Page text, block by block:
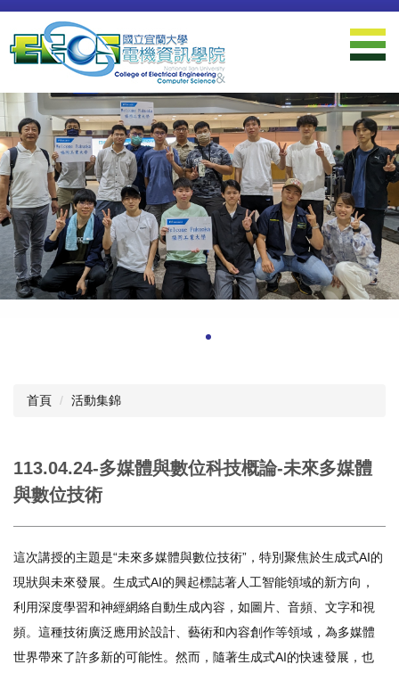
跳
到
主
要
容
區
首頁 活動集錦
113.04.24-多媒體與數位科技概論-未來多媒體
與數位技術
這次講授的主題是“未來多媒體與數位技術”，特別聚焦於生成式AI的
現狀與未來發展。生成式AI的興起標誌著人工智能領域的新方向，
利用深度學習和神經網絡自動生成內容，如圖片、音頻、文字和視
頻。這種技術廣泛應用於設計、藝術和內容創作等領域，為多媒體
世界帶來了許多新的可能性。然而，隨著生成式AI的快速發展，也